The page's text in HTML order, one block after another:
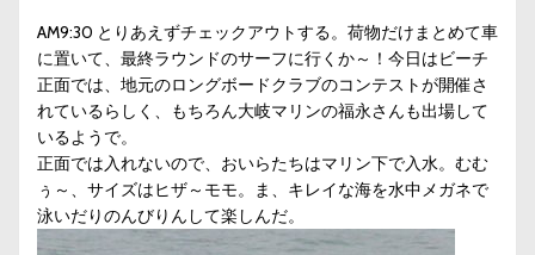
AM9:30 とりあえずチェックアウトする。荷物だけまとめて車
に置いて、最終ラウンドのサーフに行くか～！今日はビーチ
正面では、地元のロングボードクラブのコンテストが開催さ
れているらしく、もちろん大岐マリンの福永さんも出場して
いるようで。
正面では入れないので、おいらたちはマリン下で入水。むむ
ぅ～、サイズはヒザ～モモ。ま、キレイな海を水中メガネで
泳いだりのんびりんして楽しんだ。